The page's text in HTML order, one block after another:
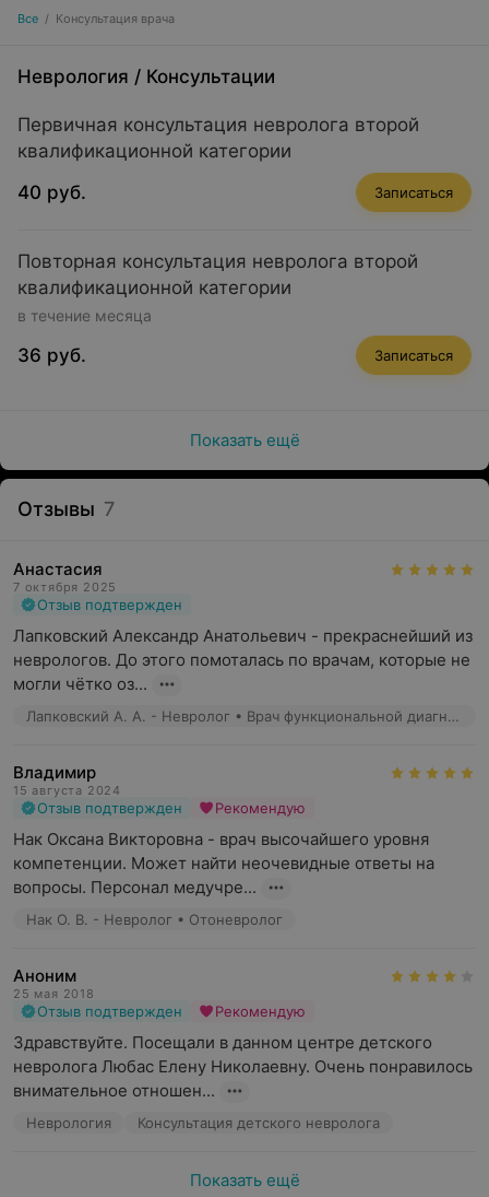
Все / Консультация врача
Неврология / Консультации
Первичная консультация невролога второй
квалификационной категории
40 руб.
Записаться
Повторная консультация невролога второй
квалификационной категории
в течение месяца
36 руб. Записаться
Показать ещё
Отзывы 7
Анастасия
7 октября 2025
Отзыв подтвержден
Лапковский Александр Анатольевич - прекраснейший из
неврологов. До этого помоталась по врачам, которые не
могли чётко оз...
Лапковский А. А. - Невролог • Врач функциональной диагностики
Владимир
15 августа 2024
Отзыв подтвержден Рекомендую
Нак Оксана Викторовна - врач высочайшего уровня
компетенции. Может найти неочевидные ответы на
вопросы. Персонал медучре...
Нак О. В. - Невролог • Отоневролог
Аноним
25 мая 2018
Отзыв подтвержден Рекомендую
Здравствуйте. Посещали в данном центре детского
невролога Любас Елену Николаевну. Очень понравилось
внимательное отношен...
Неврология Консультация детского невролога
Показать ещё